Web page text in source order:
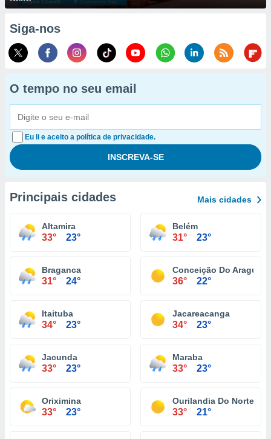
Siga-nos
O tempo no seu email
Eu li e aceito a política de privacidade.
Principais cidades Mais cidades
Altamira
33° 23°
Belém
31° 23°
Braganca
31° 24°
Conceição Do Araguaia
36° 22°
Itaituba
34° 23°
Jacareacanga
34° 23°
Jacunda
33° 23°
Maraba
33° 23°
Oriximina
33° 23°
Ourilandia Do Norte
33° 21°